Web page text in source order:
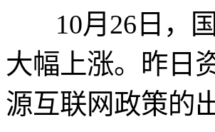
10月26日，国
大幅上涨。昨日
源互联网政策的